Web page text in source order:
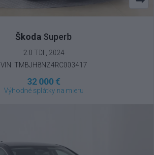
Škoda Superb
2.0 TDI , 2024
VIN: TMBJH8NZ4RC003417
32 000 €
Výhodné splátky na mieru